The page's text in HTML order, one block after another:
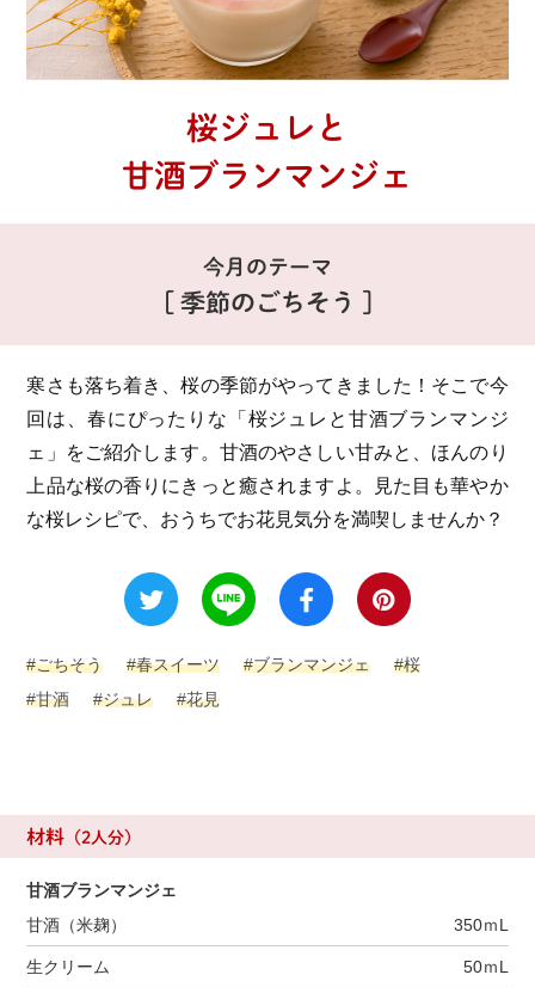
桜ジュレと
甘酒ブランマンジェ
今月のテーマ
[ 季節のごちそう ]
寒さも落ち着き、桜の季節がやってきました！ そこで今
回は、春にぴったりな「桜ジュレと甘酒ブランマンジ
ェ」をご紹介します。 甘酒のやさしい甘みと、 ほんのり
上品な桜の香りにきっと癒されますよ。
見た目も華やか
な桜レシピで、おうちでお花見気分を満喫しませんか？
#ごちそう #春スイーツ #ブランマンジェ
#桜
#甘酒
#ジュレ #花見
材料 （2人分）
甘酒ブランマンジェ
甘酒（米麹）
350ｍL
生クリーム 50ｍL